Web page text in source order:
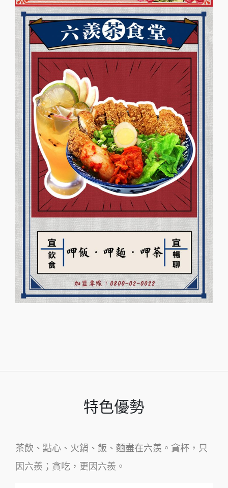
特色優勢
茶飲、點心、火鍋、飯、麵盡在六羨。貪杯，只
因六羨；貪吃，更因六羨。